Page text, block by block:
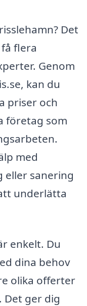
Det
flera
Genom
kan du
priser och
företag som
med
eller sanering
underlätta
enkelt. Du
dina behov
olika offerter
Det ger dig